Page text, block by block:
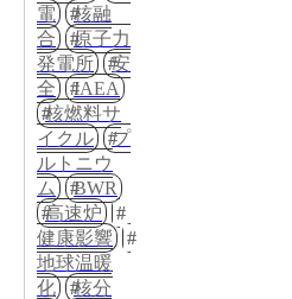
電
核融
合
原子力
発電所
安
全
IAEA
核燃料サ
イクル
プ
ルトニウ
ム
BWR
高速炉
健康影響
地球温暖
化
核分